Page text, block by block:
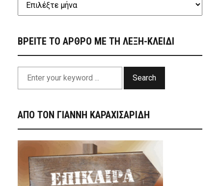
ΒΡΕΙΤΕ ΤΟ ΑΡΘΡΟ ΜΕ ΤΗ ΛΕΞΗ-ΚΛΕΙΔΙ
Search
ΑΠΟ ΤΟΝ ΓΙΑΝΝΗ ΚΑΡΑΧΙΣΑΡΙΔΗ